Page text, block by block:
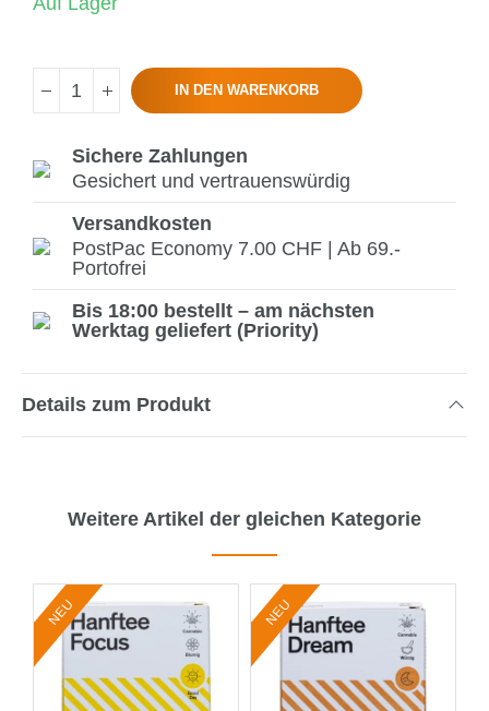
IN DEN WARENKORB
Sichere Zahlungen
Gesichert und vertrauenswürdig
Versandkosten
PostPac Economy 7.00 CHF | Ab 69.-
Portofrei
Bis 18:00 bestellt – am nächsten
Werktag geliefert (Priority)
Details zum Produkt
Weitere Artikel der gleichen Kategorie
NEU NEU